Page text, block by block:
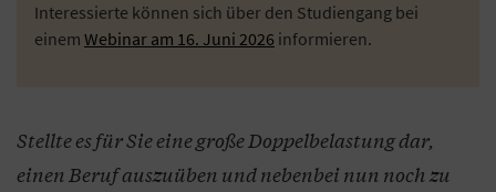
Interessierte können sich über den Studiengang bei
einem Webinar am 16. Juni 2026 informieren.
Stellte es für Sie eine große Doppelbelastung dar,
einen Beruf auszuüben und nebenbei nun noch zu